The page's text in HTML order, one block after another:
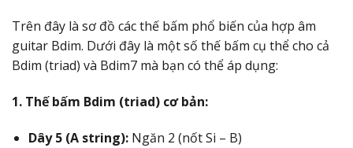
Trên đây là sơ đồ các thế bấm phổ biến của hợp âm
guitar Bdim. Dưới đây là một số thế bấm cụ thể cho cả
Bdim (triad) và Bdim7 mà bạn có thể áp dụng:
1. Thế bấm Bdim (triad) cơ bản:
Dây 5 (A string):Ngăn 2 (nốt Si – B)